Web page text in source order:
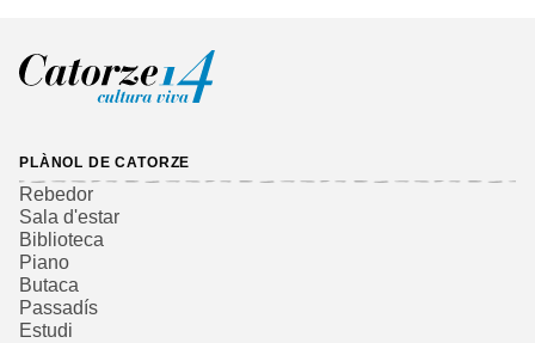
PLÀNOL DE CATORZE
Rebedor
Sala d'estar
Biblioteca
Piano
Butaca
Passadís
Estudi